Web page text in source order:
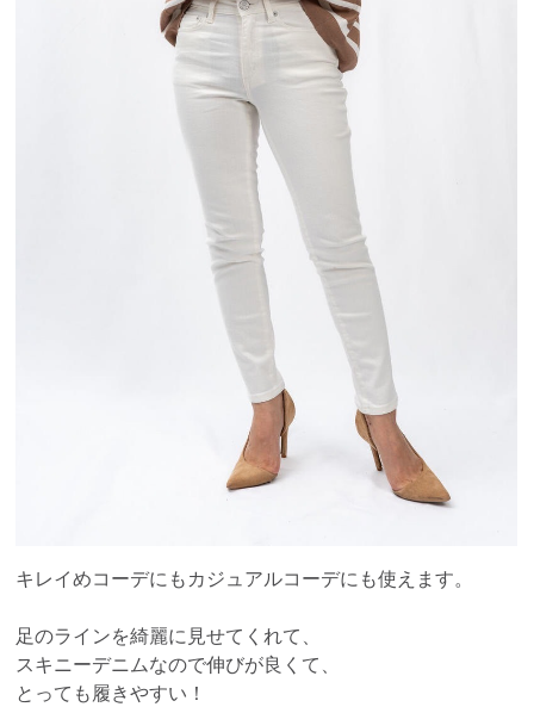
キレイめコーデにもカジュアルコーデにも使えます。
足のラインを綺麗に見せてくれて、
スキニーデニムなので伸びが良くて、
とっても履きやすい！